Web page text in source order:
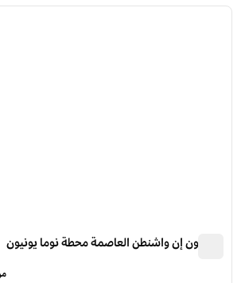
1 من 12
هامبتون إن واشنطن العاصمة محطة نوما يونيون